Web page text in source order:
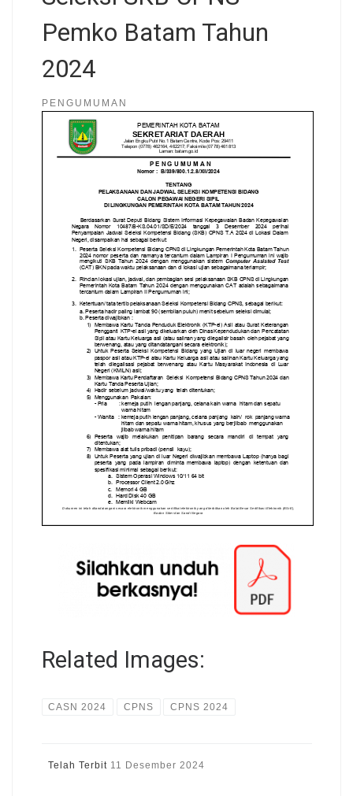
Pemko Batam Tahun
2024
PENGUMUMAN
Related Images:
CASN 2024 CPNS CPNS 2024
Telah Terbit 11 Desember 2024